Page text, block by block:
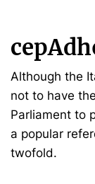
Although the
not to have
Parliament to
a popular
twofold.